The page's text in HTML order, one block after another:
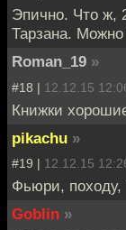
Эпично. Что ж,
Тарзана.
Roman_19 »
#18 | 12.12.15
Книжки
pikachu »
#19 | 12.12.15
Фьюри, походу,
Goblin »